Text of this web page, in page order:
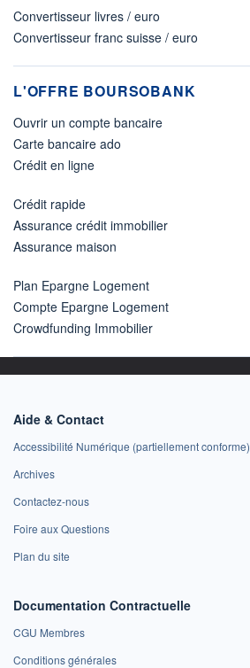
Convertisseur livres / euro
Convertisseur franc suisse / euro
L'OFFRE BOURSOBANK
Ouvrir un compte bancaire
Carte bancaire ado
Crédit en ligne
Crédit rapide
Assurance crédit immobilier
Assurance maison
Plan Epargne Logement
Compte Epargne Logement
Crowdfunding Immobilier
Aide & Contact
Accessibilité Numérique (partiellement conforme)
Archives
Contactez-nous
Foire aux Questions
Plan du site
Documentation Contractuelle
CGU Membres
Conditions générales